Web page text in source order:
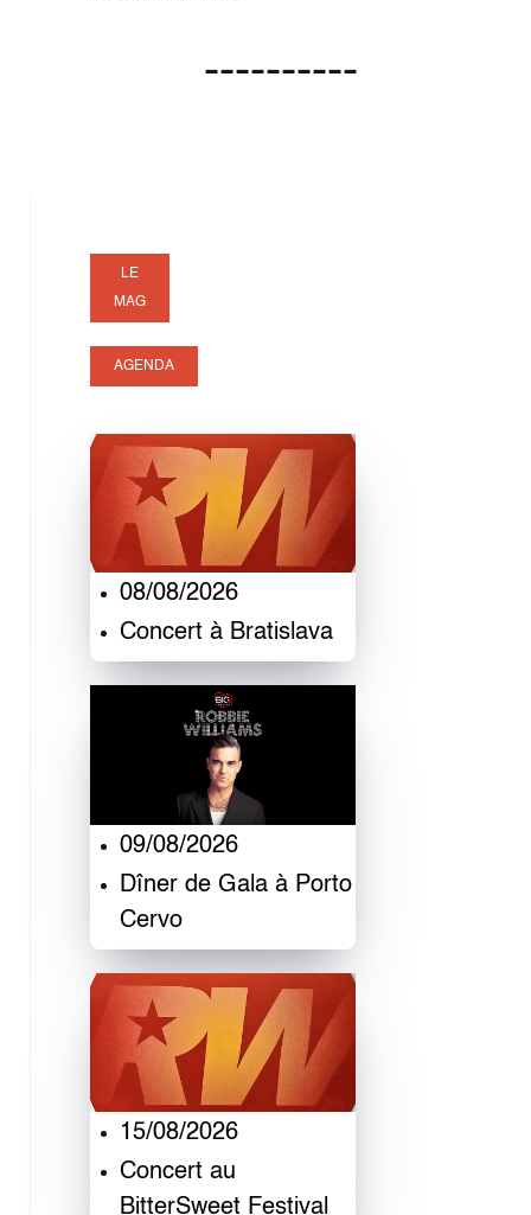
----------
LE
MAG
AGENDA
08/08/2026
Concert à Bratislava
09/08/2026
Dîner de Gala à Porto
Cervo
15/08/2026
Concert au
BitterSweet Festival